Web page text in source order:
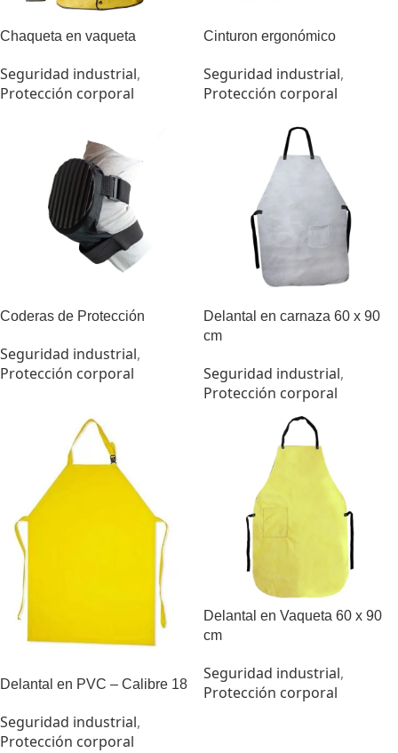
Chaqueta en vaqueta
Seguridad industrial,
Protección corporal
Cinturon ergonómico
Seguridad industrial,
Protección corporal
Coderas de Protección
Seguridad industrial,
Protección corporal
Delantal en carnaza 60 x 90
cm
Seguridad industrial,
Protección corporal
Delantal en PVC – Calibre 18
Seguridad industrial,
Protección corporal
Delantal en Vaqueta 60 x 90
cm
Seguridad industrial,
Protección corporal